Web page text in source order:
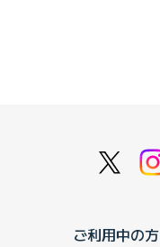
ご利用中の方